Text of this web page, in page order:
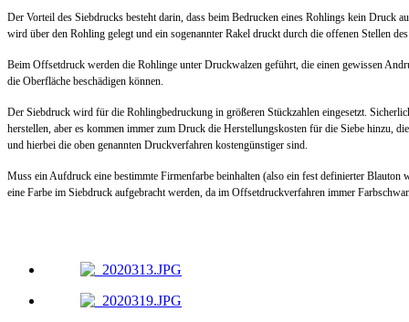
Der Vorteil des Siebdrucks besteht darin, dass beim Bedrucken eines Rohlings kein Druck
wird über den Rohling gelegt und ein sogenannter Rakel druckt durch die offenen Stellen
Beim Offsetdruck werden die Rohlinge unter Druckwalzen geführt, die einen gewissen
die Oberfläche beschädigen können.
Der Siebdruck wird für die Rohlingbedruckung in größeren Stückzahlen eingesetzt.
herstellen, aber es kommen immer zum Druck die Herstellungskosten für die Siebe hinzu,
und hierbei die oben genannten Druckverfahren kostengünstiger sind.
Muss ein Aufdruck eine bestimmte Firmenfarbe beinhalten (also ein fest definierter Blauton
eine Farbe im Siebdruck aufgebracht werden, da im Offsetdruckverfahren immer